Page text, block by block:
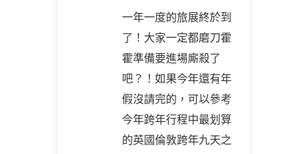
一年一度的旅展終於到
了！大家一定都磨刀霍
霍準備要進場廝殺了
吧？！如果今年還有年
假沒請完的，可以參考
今年跨年行程中最划算
的英國倫敦跨年九天之